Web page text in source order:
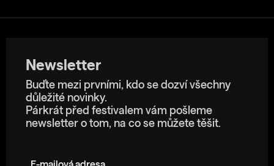
Newsletter
Buďte mezi prvními, kdo se dozví všechny
důležité novinky.
Párkrát před festivalem vám pošleme
newsletter o tom, na co se můžete těšit.